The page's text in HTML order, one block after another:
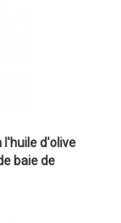
l'huile d'olive
baie de